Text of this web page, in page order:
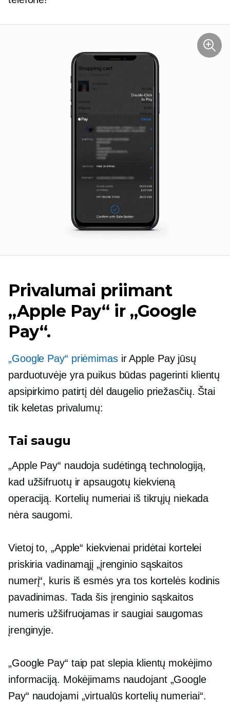
Privalumai priimant
„Apple Pay“ ir „Google
Pay“.
„Google Pay“ priėmimasir Apple Pay jūsų
parduotuvėje yra puikus būdas pagerinti klientų
apsipirkimo patirtį dėl daugelio priežasčių. Štai
tik keletas privalumų:
Tai saugu
„Apple Pay“ naudoja sudėtingą technologiją,
kad užšifruotų ir apsaugotų kiekvieną
operaciją. Kortelių numeriai iš tikrųjų niekada
nėra saugomi.
Vietoj to, „Apple“ kiekvienai pridėtai kortelei
priskiria vadinamąjį „įrenginio sąskaitos
numerį“, kuris iš esmės yra tos kortelės kodinis
pavadinimas. Tada šis įrenginio sąskaitos
numeris užšifruojamas ir saugiai saugomas
įrenginyje.
„Google Pay“ taip pat slepia klientų mokėjimo
informaciją. Mokėjimams naudojant „Google
Pay“ naudojami „virtualūs kortelių numeriai“.